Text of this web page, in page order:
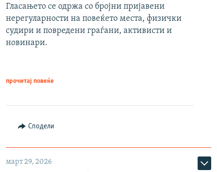
Гласањето се одржа со бројни пријавени
нерегуларности на повеќето места, физички
судири и повредени граѓани, активисти и
новинари.
прочитај повеќе
Сподели
март 29, 2026